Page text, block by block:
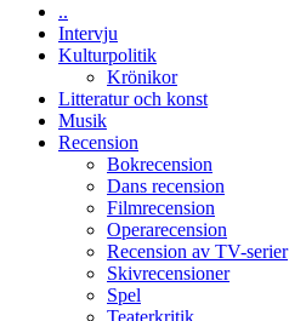
..
Intervju
Kulturpolitik
Krönikor
Litteratur och konst
Musik
Recension
Bokrecension
Dans recension
Filmrecension
Operarecension
Recension av TV-serier
Skivrecensioner
Spel